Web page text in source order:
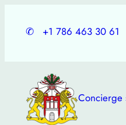
✆ +1 786 463 30 61
Concierge